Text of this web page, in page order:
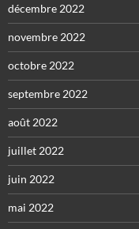
décembre 2022
novembre 2022
octobre 2022
septembre 2022
août 2022
juillet 2022
juin 2022
mai 2022